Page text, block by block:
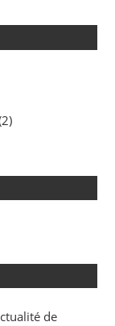
de